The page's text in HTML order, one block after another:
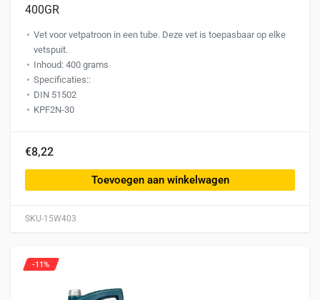
SKU-15W403
400GR
Vet voor vetpatroon in een tube. Deze vet is toepasbaar op elke
vetspuit.
Inhoud: 400 grams
Specificaties::
DIN 51502
KPF2N-30
€8,22
Toevoegen aan winkelwagen
-11%